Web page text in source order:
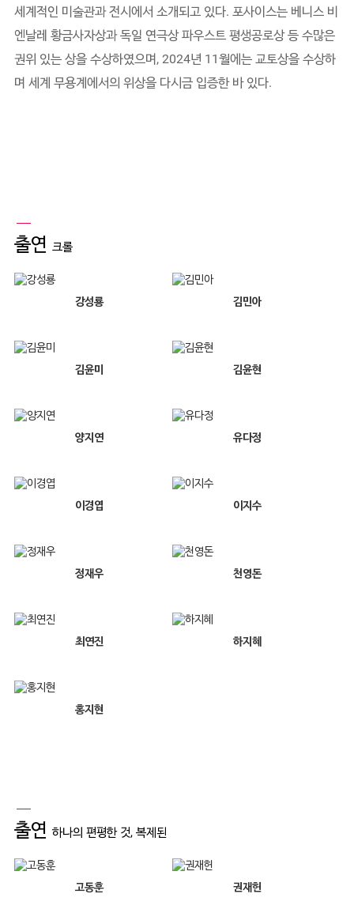
세계적인 미술관과 전시에서 소개되고 있다. 포사이스는 베니스 비
엔날레 황금사자상과 독일 연극상 파우스트 평생공로상 등 수많은
권위 있는 상을 수상하였으며, 2024년 11월에는 교토상을 수상하
며 세계 무용계에서의 위상을 다시금 입증한 바 있다.
출연 크롤
강성룡 김민아
김윤미 김윤현
양지연 유다정
이경엽 이지수
정재우 천영돈
최연진 하지혜
홍지현
출연 하나의 편평한 것, 복제된
고동훈 권재헌